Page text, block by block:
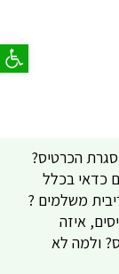
פתח
הכרטיס?
כדאי בכלל
משלמים ?
איזה
ולמה לא